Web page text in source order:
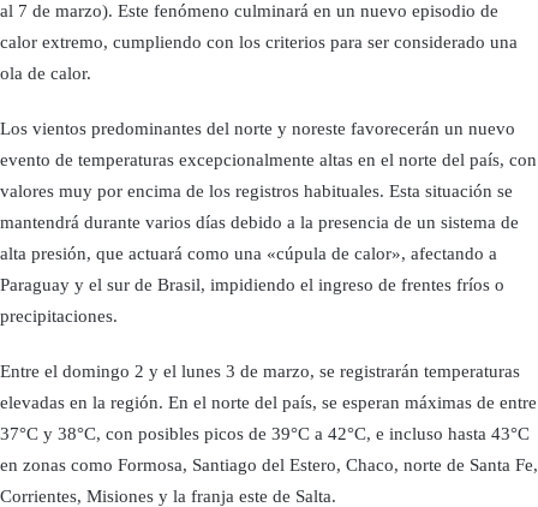
al 7 de marzo). Este fenómeno culminará en un nuevo episodio de
calor extremo, cumpliendo con los criterios para ser considerado una
ola de calor.
Los vientos predominantes del norte y noreste favorecerán un nuevo
evento de temperaturas excepcionalmente altas en el norte del país, con
valores muy por encima de los registros habituales. Esta situación se
mantendrá durante varios días debido a la presencia de un sistema de
alta presión, que actuará como una «cúpula de calor», afectando a
Paraguay y el sur de Brasil, impidiendo el ingreso de frentes fríos o
precipitaciones.
Entre el domingo 2 y el lunes 3 de marzo, se registrarán temperaturas
elevadas en la región. En el norte del país, se esperan máximas de entre
37°C y 38°C, con posibles picos de 39°C a 42°C, e incluso hasta 43°C
en zonas como Formosa, Santiago del Estero, Chaco, norte de Santa Fe,
Corrientes, Misiones y la franja este de Salta.